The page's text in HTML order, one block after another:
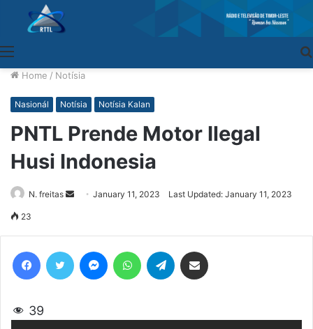
Home / Notísia
Nasionál Notísia Notísia Kalan
PNTL Prende Motor Ilegal
Husi Indonesia
N. freitas
SendJanuary 11, 2023 Last Updated: January 11, 2023
23
39